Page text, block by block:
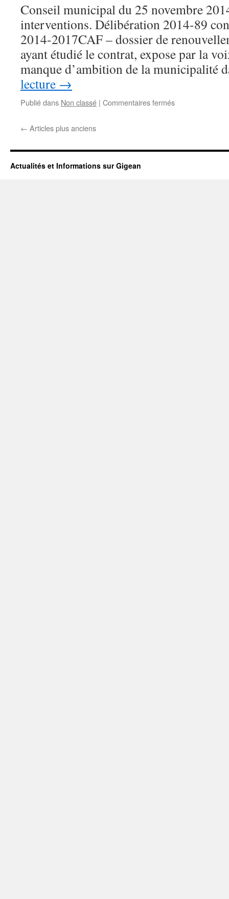
de
sortir,
voila
ce
nous
avions
Conseil municipal du 25 novembre
interventions. Délibération 2014-89
2014-2017CAF – dossier de
ayant étudié le contrat, expose par la
manque d’ambition de la municipalité
lecture →
Publié dans Non classé | Commentaires fermés
novembre
← Articles plus anciens
Actualités et Informations sur Gigean